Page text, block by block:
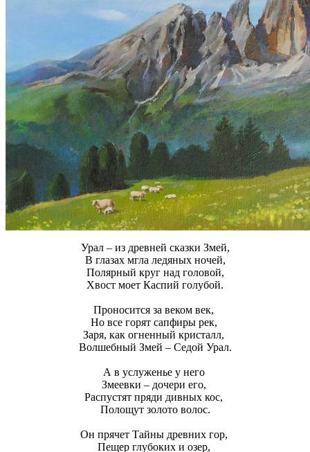
Урал – из древней сказки Змей,
В глазах мгла ледяных ночей,
Полярный круг над головой,
Хвост моет Каспий голубой.
Проносится за веком век,
Но все горят сапфиры рек,
Заря, как огненный кристалл,
Волшебный Змей – Седой Урал.
А в услуженье у него
Змеевки – дочери его,
Распустят пряди дивных кос,
Полощут золото волос.
Он прячет Тайны древних гор,
Пещер глубоких и озер,